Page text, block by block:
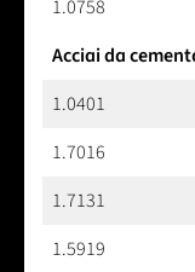
1.0758
Acciai da
1.0401
1.7016
1.7131
1.5919